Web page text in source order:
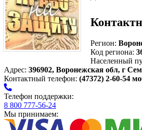
Регион:
Код региона:
Населенный
Адрес: 396902, Воронежская обл, г
Контактный телефон: (47372) 2-60-54
Телефон поддержки:
8 800 777-56-24
Мы принимаем: